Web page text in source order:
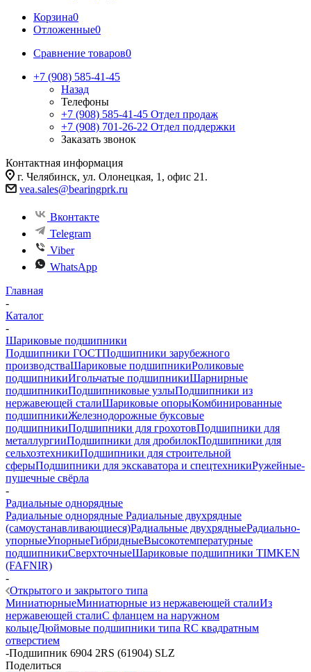
Корзина0
Отложенные0
Сравнение товаров0
+7 (908) 585-41-45
Назад
Телефоны
+7 (908) 585-41-45 Отдел продаж
+7 (908) 701-26-22 Отдел поддержки
Заказать звонок
Контактная информация
г. Челябинск, ул. Олонецкая, 1, офис 21.
vea.sales@bearingprk.ru
Вконтакте
Telegram
Viber
WhatsApp
Главная
-
Каталог
-
Шариковые подшипники
Подшипники ГОСТПодшипники зарубежного
производстваШариковые подшипникиРоликовые
подшипникиИгольчатые подшипникиШарнирные
подшипникиПодшипниковые узлыПодшипники из
нержавеющей сталиШариковые опорыКомбинированные
подшипникиЖелезнодорожные буксовые
подшипникиПодшипники для грохотовПодшипники для
металлургииПодшипники для дробилокПодшипники для
сельхозтехникиПодшипники для строительной
сферыПодшипники для экскаватора и спецтехникиРужейные-
пушечные свёрла
-
Радиальные однорядные
Радиальные однорядные Радиальные двухрядные
(самоустанавливающиеся)Радиальные двухрядныеРадиально-
упорныеУпорныеГибридныеВысокотемпературные
подшипникиСверхточныеШариковые подшипники TIMKEN
(FAFNIR)
-
Открытого и закрытого типа
МиниатюрныеМиниатюрные из нержавеющей сталиИз
нержавеющей сталиС фланцем на наружном
кольцеДюймовые подшипники типа RС квадратным
отверстием
-Подшипник 6904 2RS (61904) SLZ
Поделиться